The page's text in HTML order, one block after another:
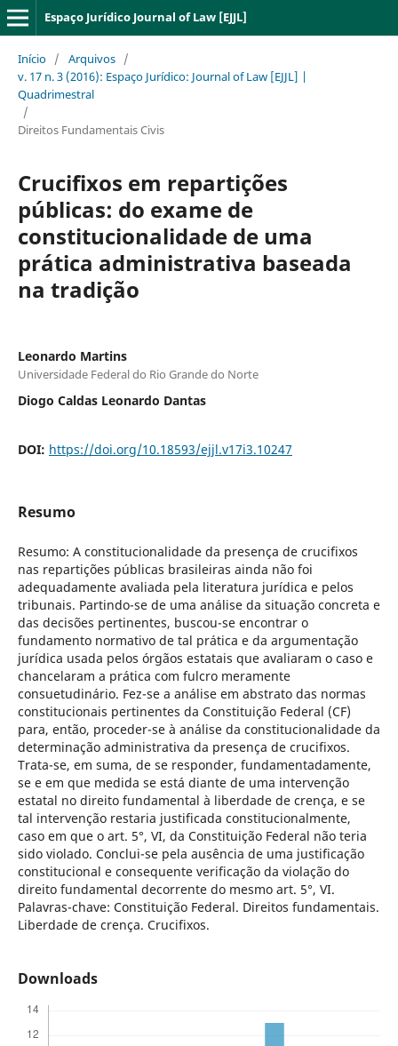
Espaço Jurídico Journal of Law [EJJL]
Início / Arquivos /
v. 17 n. 3 (2016): Espaço Jurídico: Journal of Law [EJJL] |
Quadrimestral
/
Direitos Fundamentais Civis
Crucifixos em repartições
públicas: do exame de
constitucionalidade de uma
prática administrativa baseada
na tradição
Leonardo Martins
Universidade Federal do Rio Grande do Norte
Diogo Caldas Leonardo Dantas
DOI: https://doi.org/10.18593/ejjl.v17i3.10247
Resumo
Resumo: A constitucionalidade da presença de crucifixos
nas repartições públicas brasileiras ainda não foi
adequadamente avaliada pela literatura jurídica e pelos
tribunais. Partindo-se de uma análise da situação concreta e
das decisões pertinentes, buscou-se encontrar o
fundamento normativo de tal prática e da argumentação
jurídica usada pelos órgãos estatais que avaliaram o caso e
chancelaram a prática com fulcro meramente
consuetudinário. Fez-se a análise em abstrato das normas
constitucionais pertinentes da Constituição Federal (CF)
para, então, proceder-se à análise da constitucionalidade da
determinação administrativa da presença de crucifixos.
Trata-se, em suma, de se responder, fundamentadamente,
se e em que medida se está diante de uma intervenção
estatal no direito fundamental à liberdade de crença, e se
tal intervenção restaria justificada constitucionalmente,
caso em que o art. 5°, VI, da Constituição Federal não teria
sido violado. Conclui-se pela ausência de uma justificação
constitucional e consequente verificação da violação do
direito fundamental decorrente do mesmo art. 5°, VI.
Palavras-chave: Constituição Federal. Direitos fundamentais.
Liberdade de crença. Crucifixos.
Downloads